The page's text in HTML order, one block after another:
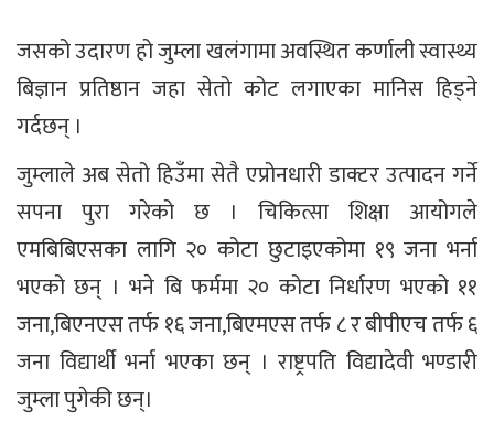
जसको उदारण हो जुम्ला खलंगामा अवस्थित कर्णाली स्वास्थ्य
बिज्ञान प्रतिष्ठान जहा सेतो कोट लगाएका मानिस हिड्ने
गर्दछन् ।
जुम्लाले अब सेतो हिउँमा सेतै एप्रोनधारी डाक्टर उत्पादन गर्ने
सपना पुरा गरेको छ । चिकित्सा शिक्षा आयोगले
एमबिबिएसका लागि २० कोटा छुटाइएकोमा १९ जना भर्ना
भएको छन् । भने बि फर्ममा २० कोटा निर्धारण भएको ११
जना,बिएनएस तर्फ १६ जना,बिएमएस तर्फ ८ र बीपीएच तर्फ ६
जना विद्यार्थी भर्ना भएका छन् । राष्ट्रपति विद्यादेवी भण्डारी
जुम्ला पुगेकी छन्।